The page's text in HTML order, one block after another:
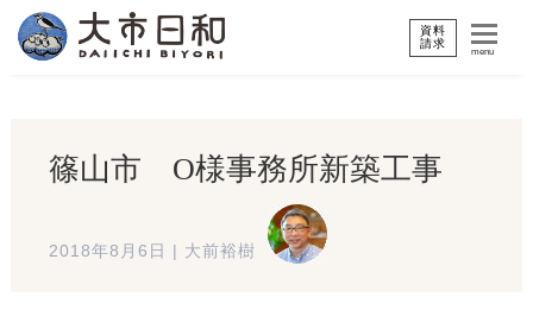
資料
請求
menu
篠山市 O様事務所新築工事
2018年8月6日 大前裕樹